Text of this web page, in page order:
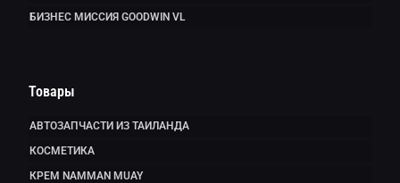
БИЗНЕС МИССИЯ GOODWIN VL
Товары
АВТОЗАПЧАСТИ ИЗ ТАИЛАНДА
КОСМЕТИКА
КРЕМ NAMMAN MUAY